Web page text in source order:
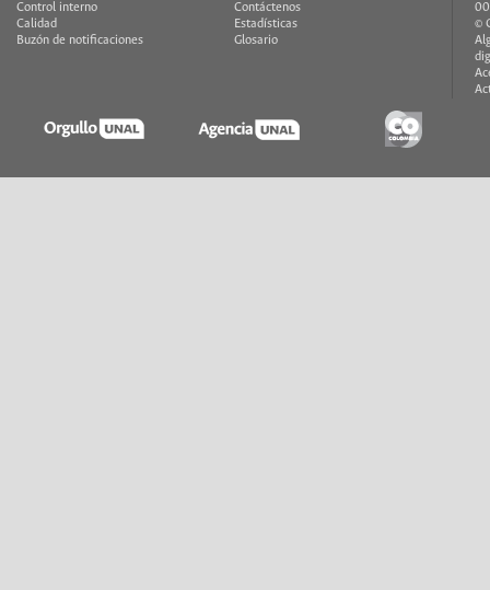
Control interno
Calidad
Buzón de notificaciones
Contáctenos
Estadísticas
Glosario
©